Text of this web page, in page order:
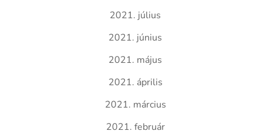
2021. július
2021. június
2021. május
2021. április
2021. március
2021. február